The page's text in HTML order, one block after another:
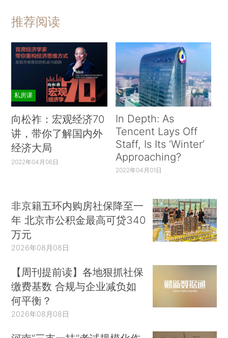
推荐阅读
私房课
向松祚：宏观经济70
讲，带你了解国内外
经济大局
2022年04月06日
In Depth: As
Tencent Lays Off
Staff, Is Its ‘Winter’
Approaching?
2022年04月01日
非京籍五环内购房社保降至一
年 北京市公积金最高可贷340
万元
2026年08月08日
【周刊提前读】各地狠抓社保
缴费基数 合规与企业减负如
何平衡？
2026年08月08日